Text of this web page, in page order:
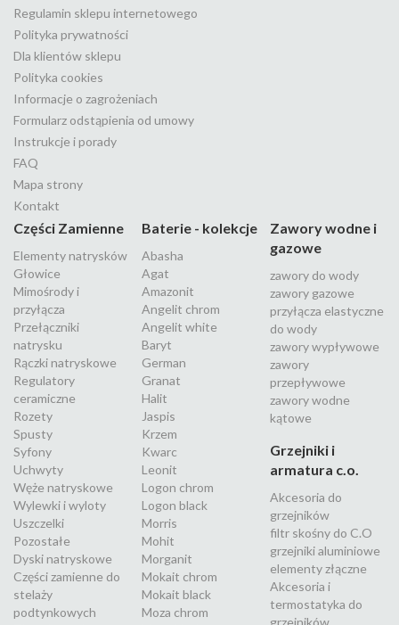
Regulamin sklepu internetowego
Polityka prywatności
Dla klientów sklepu
Polityka cookies
Informacje o zagrożeniach
Formularz odstąpienia od umowy
Instrukcje i porady
FAQ
Mapa strony
Kontakt
Części Zamienne
Elementy natrysków
Głowice
Mimośrody i
przyłącza
Przełączniki
natrysku
Rączki natryskowe
Regulatory
ceramiczne
Rozety
Spusty
Syfony
Uchwyty
Węże natryskowe
Wylewki i wyloty
Uszczelki
Pozostałe
Dyski natryskowe
Części zamienne do
stelaży
podtynkowych
Baterie - kolekcje
Abasha
Agat
Amazonit
Angelit chrom
Angelit white
Baryt
German
Granat
Halit
Jaspis
Krzem
Kwarc
Leonit
Logon chrom
Logon black
Morris
Mohit
Morganit
Mokait chrom
Mokait black
Moza chrom
Zawory wodne i
gazowe
zawory do wody
zawory gazowe
przyłącza elastyczne
do wody
zawory wypływowe
zawory
przepływowe
zawory wodne
kątowe
Grzejniki i
armatura c.o.
Akcesoria do
grzejników
filtr skośny do C.O
grzejniki aluminiowe
elementy złączne
Akcesoria i
termostatyka do
grzejników